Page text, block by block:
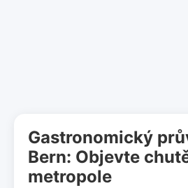
Gastronomický
Bern: Objevte
metropole